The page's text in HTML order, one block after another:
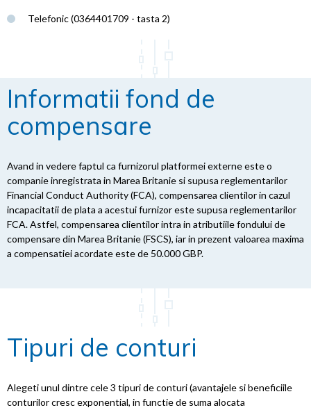
Telefonic (0364401709 - tasta 2)
Informatii fond de
compensare
Avand in vedere faptul ca furnizorul platformei externe este o
companie inregistrata in Marea Britanie si supusa reglementarilor
Financial Conduct Authority (FCA), compensarea clientilor in cazul
incapacitatii de plata a acestui furnizor este supusa reglementarilor
FCA. Astfel, compensarea clientilor intra in atributiile fondului de
compensare din Marea Britanie (FSCS), iar in prezent valoarea maxima
a compensatiei acordate este de 50.000 GBP.
Tipuri de conturi
Alegeti unul dintre cele 3 tipuri de conturi (avantajele si beneficiile
conturilor cresc exponential, in functie de suma alocata